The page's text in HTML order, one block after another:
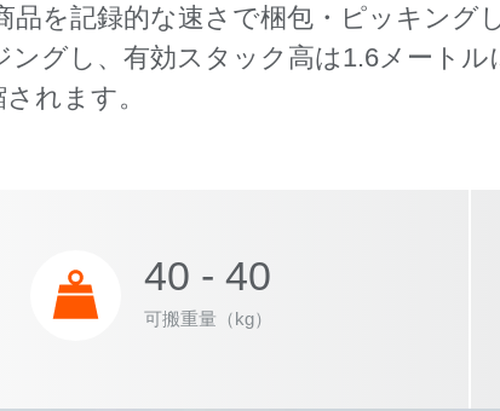
品を記録的な速さで梱包・ピッキン
ングし、有効スタック高は1.6メート
れます。
40 - 40
可搬重量（kg）